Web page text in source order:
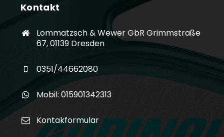
Kontakt
Lommatzsch & Wewer GbR Grimmstraße
67, 01139 Dresden
0351/44662080
Mobil: 015901342313
Kontakformular